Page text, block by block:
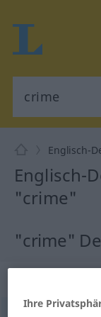
Englisch-
Englisch-
"crime"
"crime"
Ihre